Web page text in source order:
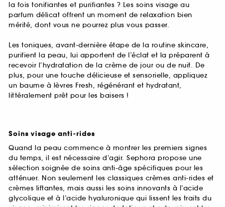
la fois tonifiantes et purifiantes ? Les soins visage au
parfum délicat offrent un moment de relaxation bien
mérité, dont vous ne pourrez plus vous passer.
Les toniques, avant-dernière étape de la routine skincare,
purifient la peau, lui apportent de l’éclat et la préparent à
recevoir l’hydratation de la crème de jour ou de nuit. De
plus, pour une touche délicieuse et sensorielle, appliquez
un baume à lèvres Fresh, régénérant et hydratant,
littéralement prêt pour les baisers !
Soins visage anti-rides
Quand la peau commence à montrer les premiers signes
du temps, il est nécessaire d’agir. Sephora propose une
sélection soignée de soins anti-âge spécifiques pour les
atténuer. Non seulement les classiques crèmes anti-rides et
crèmes liftantes, mais aussi les soins innovants à l’acide
glycolique et à l’acide hyaluronique qui lissent les traits du